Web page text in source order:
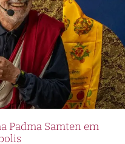
Padma Samten em